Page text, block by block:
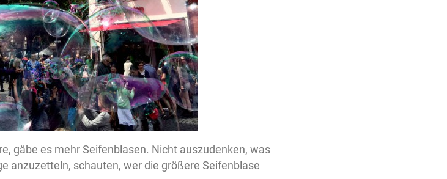
gäbe es mehr Seifenblasen. Nicht auszudenken, was
anzuzetteln, schauten, wer die größere Seifenblase